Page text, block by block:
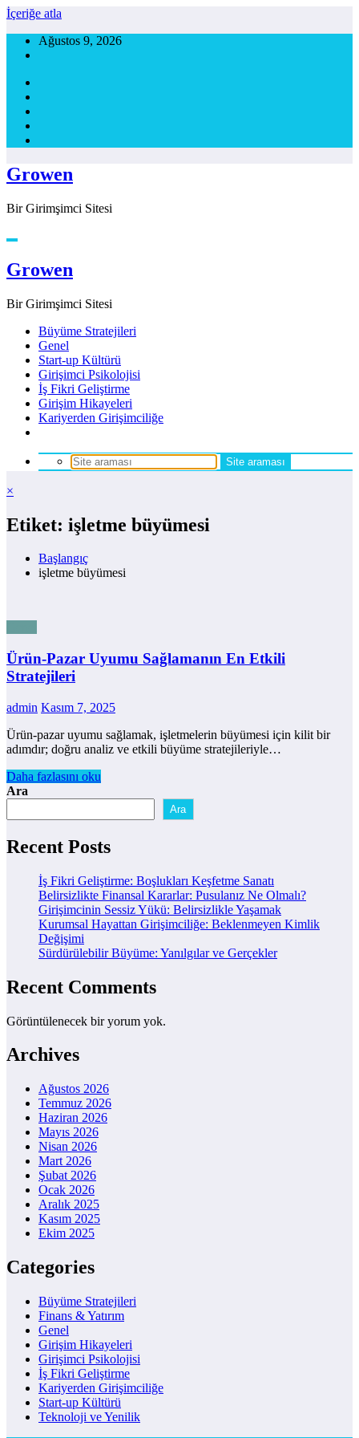
İçeriğe atla
Ağustos 9, 2026
Growen
Bir Girimşimci Sitesi
Growen
Bir Girimşimci Sitesi
Büyüme Stratejileri
Genel
Start-up Kültürü
Girişimci Psikolojisi
İş Fikri Geliştirme
Girişim Hikayeleri
Kariyerden Girişimciliğe
×
Etiket: işletme büyümesi
Başlangıç
işletme büyümesi
Ürün-Pazar Uyumu Sağlamanın En Etkili
Stratejileri
admin Kasım 7, 2025
Ürün-pazar uyumu sağlamak, işletmelerin büyümesi için kilit bir
adımdır; doğru analiz ve etkili büyüme stratejileriyle…
Daha fazlasını oku
Ara
Ara
Recent Posts
İş Fikri Geliştirme: Boşlukları Keşfetme Sanatı
Belirsizlikte Finansal Kararlar: Pusulanız Ne Olmalı?
Girişimcinin Sessiz Yükü: Belirsizlikle Yaşamak
Kurumsal Hayattan Girişimciliğe: Beklenmeyen Kimlik
Değişimi
Sürdürülebilir Büyüme: Yanılgılar ve Gerçekler
Recent Comments
Görüntülenecek bir yorum yok.
Archives
Ağustos 2026
Temmuz 2026
Haziran 2026
Mayıs 2026
Nisan 2026
Mart 2026
Şubat 2026
Ocak 2026
Aralık 2025
Kasım 2025
Ekim 2025
Categories
Büyüme Stratejileri
Finans & Yatırım
Genel
Girişim Hikayeleri
Girişimci Psikolojisi
İş Fikri Geliştirme
Kariyerden Girişimciliğe
Start-up Kültürü
Teknoloji ve Yenilik